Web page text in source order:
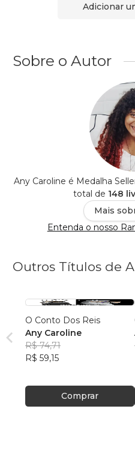
Adicionar
Sobre o Autor
Any Caroline é Medalha
total de 148
Mais
Entenda o nosso
Outros Títulos de
O Conto Dos Reis
Any Caroline
R$ 74,71
R$ 59,15
Comprar